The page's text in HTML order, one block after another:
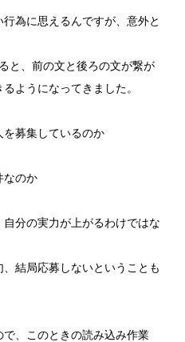
為に思えるんですが、意外と
と、前の文と後ろの文が繋が
ようになってきました。
を募集しているのか
なのか
分の実力が上がるわけではな
結局応募しないということも
、このときの読み込み作業